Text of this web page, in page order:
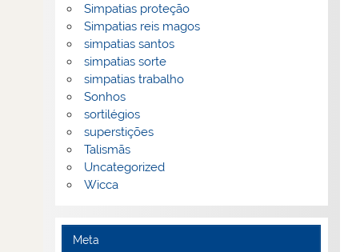
Simpatias proteção
Simpatias reis magos
simpatias santos
simpatias sorte
simpatias trabalho
Sonhos
sortilégios
superstições
Talismãs
Uncategorized
Wicca
Meta